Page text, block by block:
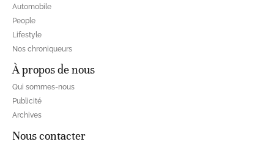
Automobile
People
Lifestyle
Nos chroniqueurs
À propos de nous
Qui sommes-nous
Publicité
Archives
Nous contacter